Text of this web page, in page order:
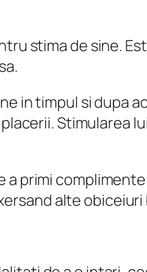
stima de sine.
in timpul si dupa
Stimularea
primi
alte obiceiuri